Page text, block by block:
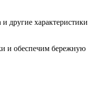
другие характеристики
и обеспечим бережную